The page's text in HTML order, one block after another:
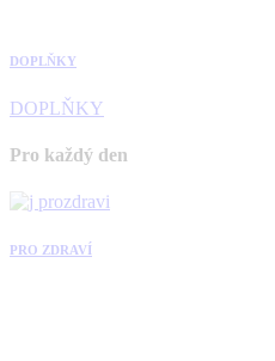
DOPLŇKY
DOPLŇKY
Pro každý den
PRO ZDRAVÍ